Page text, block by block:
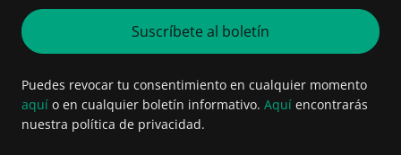
Suscríbete al boletín
Puedes revocar tu consentimiento en cualquier momento
aquí o en cualquier boletín informativo. Aquí encontrarás
nuestra política de privacidad.